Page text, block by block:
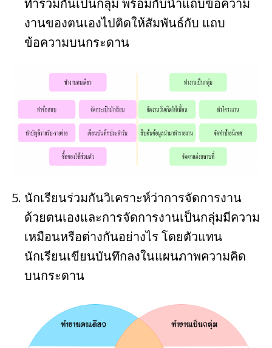
ทำร่วมกันเป็นกลุ่ม พร้อมกับนำแถบข้อความ
งานของตนเองไปติดให้สัมพันธ์กับ แถบ
ข้อความบนกระดาน
นักเรียนร่วมกันวิเคราะห์ว่าการจัดการงาน
ด้วยตนเองและการจัดการงานเป็นกลุ่มมีความ
เหมือนหรือต่างกันอย่างไร โดยตัวแทน
นักเรียนเขียนบันทึกลงในแผนภาพความคิด
บนกระดาน